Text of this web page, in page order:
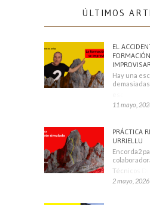
ÚLTIMOS
EL
Hay una
11 mayo,
PRÁCTICA
URRIELLU
Encorda2
Técnicos
2 mayo, 2026